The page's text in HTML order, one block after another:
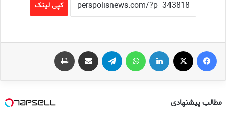
کپی لینک
فیس بوک لینکدین تلگرام اشتراک گذاری از طریق ایمیل
مطالب پیشنهادی